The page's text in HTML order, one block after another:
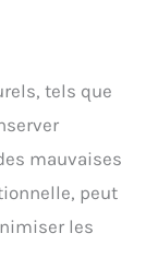
tels que
mauvaises
peut
les